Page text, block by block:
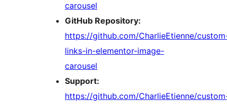
carousel
GitHub Repository:
https://github.com/CharlieEtienne/
links-in-elementor-image-
carousel
Support:
https://github.com/CharlieEtienne/